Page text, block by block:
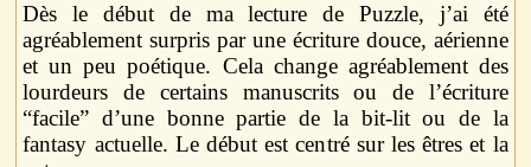
Dès le début de ma lecture de Puzzle, j’ai été
agréablement surpris par une écriture douce, aérienne
et un peu poétique. Cela change agréablement des
lourdeurs de certains manuscrits ou de l’écriture
“facile” d’une bonne partie de la bit-lit ou de la
fantasy actuelle. Le début est centré sur les êtres et la